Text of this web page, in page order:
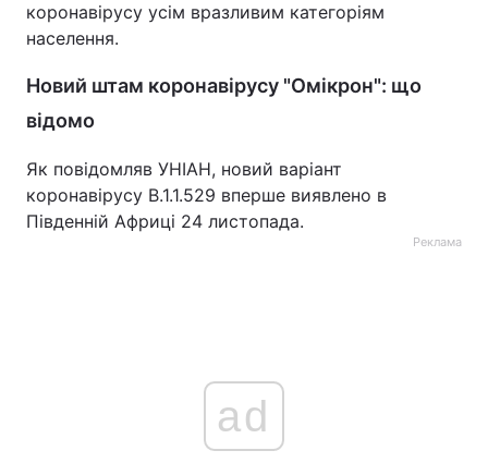
коронавірусу усім вразливим категоріям
населення.
Новий штам коронавірусу "Омікрон": що
відомо
Як повідомляв УНІАН, новий варіант
коронавірусу B.1.1.529 вперше виявлено в
Південній Африці 24 листопада.
Реклама
ad